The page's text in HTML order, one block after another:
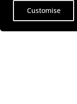
Customise